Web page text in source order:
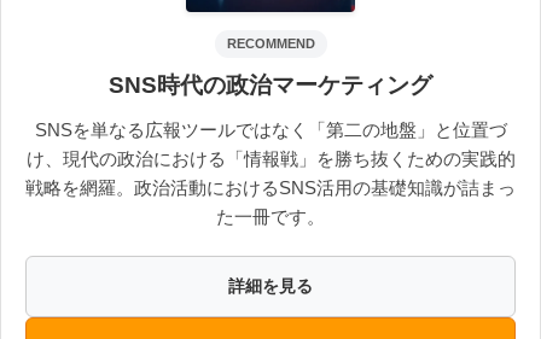
RECOMMEND
SNS時代の政治マーケティング
SNSを単なる広報ツールではなく「第二の地盤」と位置づ
け、現代の政治における「情報戦」を勝ち抜くための実践的
戦略を網羅。政治活動におけるSNS活用の基礎知識が詰まっ
た一冊です。
詳細を見る